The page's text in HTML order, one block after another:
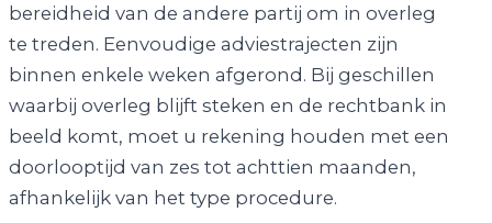
bereidheid van de andere partij om in overleg
te treden. Eenvoudige adviestrajecten zijn
binnen enkele weken afgerond. Bij geschillen
waarbij overleg blijft steken en de rechtbank in
beeld komt, moet u rekening houden met een
doorlooptijd van zes tot achttien maanden,
afhankelijk van het type procedure.